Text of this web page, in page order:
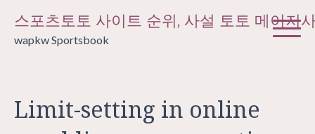
content
스포츠토토 사이트 순위, 사설 토토 메이저
wapkw Sportsbook
Limit-setting in online